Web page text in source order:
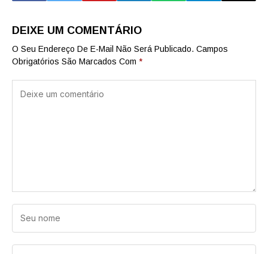
DEIXE UM COMENTÁRIO
O Seu Endereço De E-Mail Não Será Publicado. Campos
Obrigatórios São Marcados Com *